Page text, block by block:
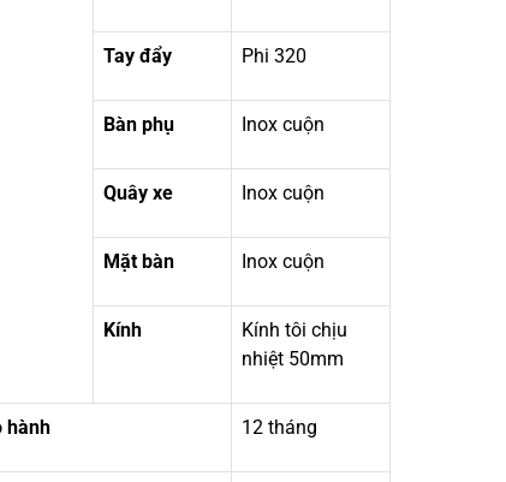
Tay đẩy Phi 320
Bàn phụ Inox cuộn
Quây xe Inox cuộn
Mặt bàn Inox cuộn
Kính
Kính tôi chịu
nhiệt 50mm
hành 12 tháng